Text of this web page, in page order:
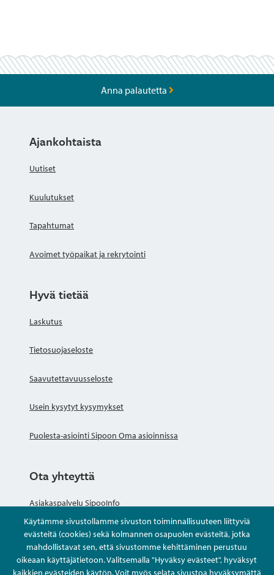
Käytämme sivustollamme sivuston toiminnallisuuteen liittyviä
evästeitä (cookies) sekä kolmannen osapuolen evästeitä, jotka
mahdollistavat sen, että sivustomme kehittäminen perustuu
oikeaan käyttäjätietoon. Valitsemalla "Hyväksy evästeet", hyväksyt
kaikkien evästeiden käytön. Voit myös selata sivustoa hyväksymättä
Anna palautetta
Ajankohtaista
Uutiset
Kuulutukset
Tapahtumat
Avoimet työpaikat ja rekrytointi
Hyvä tietää
Laskutus
Tietosuojaseloste
Saavutettavuusseloste
Usein kysytyt kysymykset
Puolesta-asiointi Sipoon Oma asioinnissa
Ota yhteyttä
Asiakaspalvelu SipooInfo
Anna palautetta nimettömästi
Kysy tai asioi